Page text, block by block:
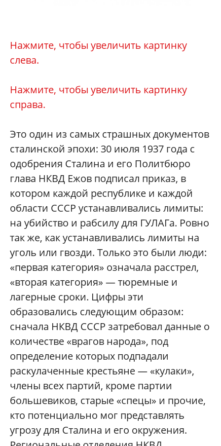
Нажмите, чтобы увеличить картинку
слева.
Нажмите, чтобы увеличить картинку
справа.
Это один из самых страшных документов
сталинской эпохи: 30 июля 1937 года с
одобрения Сталина и его Политбюро
глава НКВД Ежов подписал приказ, в
котором каждой республике и каждой
области СССР устанавливались лимиты:
на убийство и рабсилу для ГУЛАГа. Ровно
так же, как устанавливались лимиты на
уголь или гвозди. Только это были люди:
«первая категория» означала расстрел,
«вторая категория» — тюремные и
лагерные сроки. Цифры эти
образовались следующим образом:
сначала НКВД СССР затребовал данные о
количестве «врагов народа», под
определение которых подпадали
раскулаченные крестьяне — «кулаки»,
члены всех партий, кроме партии
большевиков, старые «спецы» и прочие,
кто потенциально мог представлять
угрозу для Сталина и его окружения.